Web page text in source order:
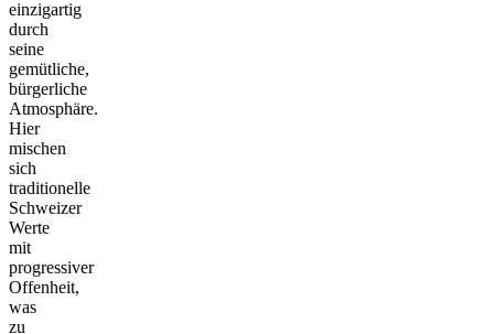
einzigartig
durch
seine
gemütliche,
bürgerliche
Atmosphäre.
Hier
mischen
sich
traditionelle
Schweizer
Werte
mit
progressiver
Offenheit,
was
zu